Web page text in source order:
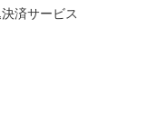
済サービス